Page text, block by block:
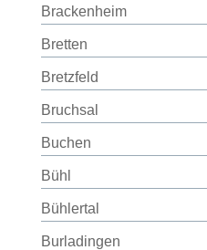
Brackenheim
Bretten
Bretzfeld
Bruchsal
Buchen
Bühl
Bühlertal
Burladingen